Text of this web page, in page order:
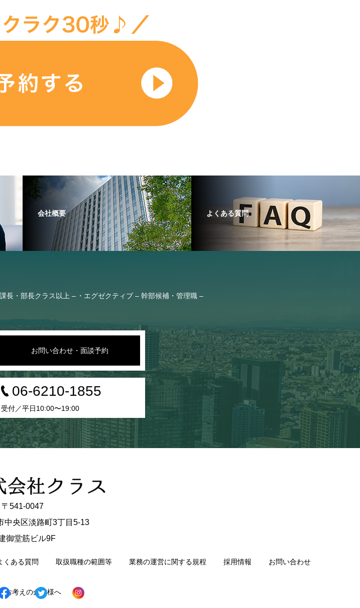
会社概要 よくある質問
長・部長クラス以上 – エグゼクティブ – 幹部候補・管理職 –
お問い合わせ・面談予約
06-6210-1855
受付／平日10:00〜19:00
〒541-0047
中央区淡路町3丁目5-13
御堂筋ビル9F
くある質問 取扱職種の範囲等 業務の運営に関する規程 採用情報 お問い合わせ
お考えの企業様へ